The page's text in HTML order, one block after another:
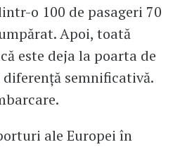
o 100 de pasageri 70
Apoi, toată
este deja la poarta de
semnificativă.
ale Europei în